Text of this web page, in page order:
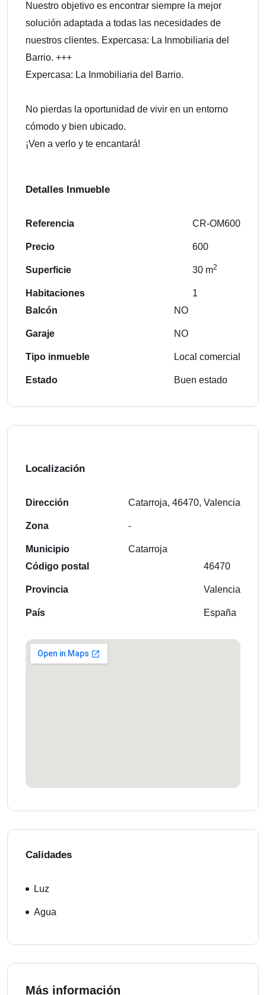
Nuestro objetivo es encontrar siempre la mejor
solución adaptada a todas las necesidades de
nuestros clientes. Expercasa: La Inmobiliaria del
Barrio. +++
Expercasa: La Inmobiliaria del Barrio.
No pierdas la oportunidad de vivir en un entorno
cómodo y bien ubicado.
¡Ven a verlo y te encantará!
Detalles Inmueble
Referencia
Precio
Superficie
Habitaciones
CR-OM600
600
30 m2
1
Balcón
Garaje
Tipo inmueble
Estado
NO
NO
Local comercial
Buen estado
Localización
Dirección
Zona
Municipio
Catarroja, 46470, Valencia
-
Catarroja
Código postal
Provincia
País
46470
Valencia
España
Calidades
Luz
Agua
Más información